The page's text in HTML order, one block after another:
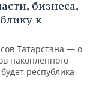
бизнеса,
к
Татарстана — о
накопленного
республика